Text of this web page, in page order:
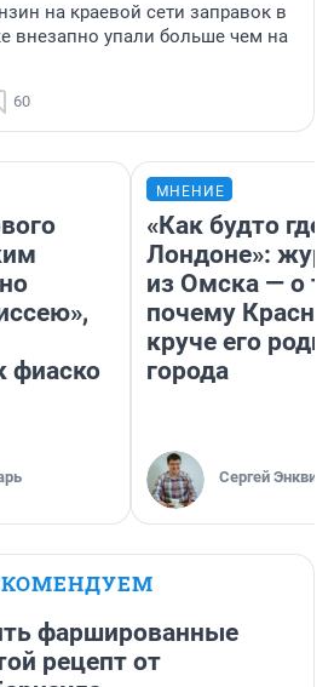
на краевой сети заправок в
внезапно упали больше чем на
60
фиаско
МНЕНИЕ
«Как будто
Лондоне»:
из Омска — о
почему
круче его
города
Сергей Энквист
фаршированные
рецепт от